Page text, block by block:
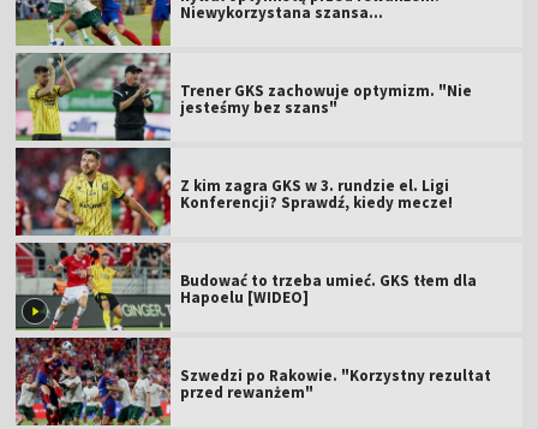
Niewykorzystana szansa...
Trener GKS zachowuje optymizm. "Nie
jesteśmy bez szans"
Z kim zagra GKS w 3. rundzie el. Ligi
Konferencji? Sprawdź, kiedy mecze!
Budować to trzeba umieć. GKS tłem dla
Hapoelu [WIDEO]
Szwedzi po Rakowie. "Korzystny rezultat
przed rewanżem"